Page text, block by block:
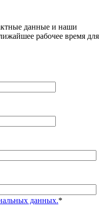
данные и наши
рабочее время для
данных.*